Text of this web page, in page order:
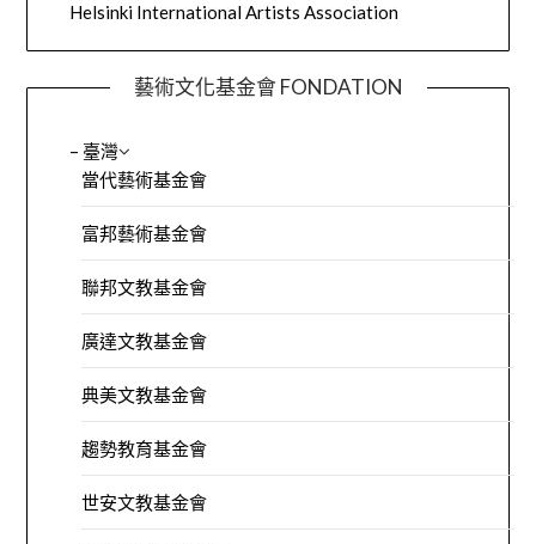
Helsinki International Artists Association
藝術文化基金會 FONDATION
– 臺灣
當代藝術基金會
富邦藝術基金會
聯邦文教基金會
廣達文教基金會
典美文教基金會
趨勢教育基金會
世安文教基金會